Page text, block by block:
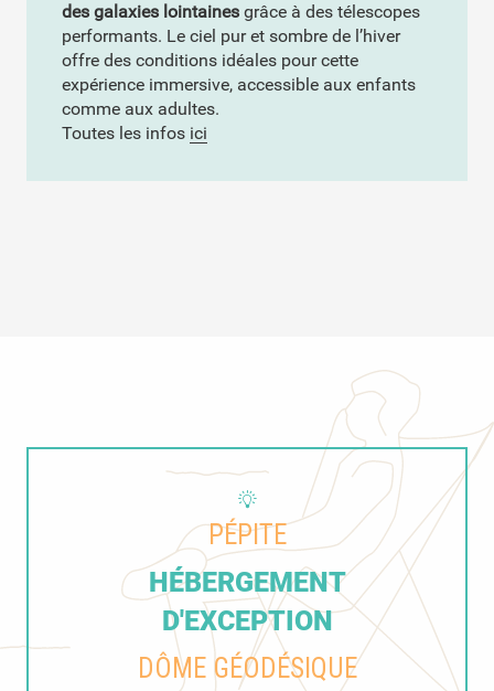
des galaxies lointaines grâce à des télescopes
performants. Le ciel pur et sombre de l’hiver
offre des conditions idéales pour cette
expérience immersive, accessible aux enfants
comme aux adultes.
Toutes les infos ici
PÉPITE
HÉBERGEMENT
D'EXCEPTION
DÔME GÉODÉSIQUE